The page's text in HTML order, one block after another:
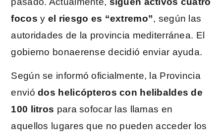
focos y el riesgo es “extremo”, según las
autoridades de la provincia mediterránea. El
gobierno bonaerense decidió enviar ayuda.
Según se informó oficialmente, la Provincia
enviódos helicópteros con helibaldes de
100 litros para sofocar las llamas en
aquellos lugares que no pueden acceder los